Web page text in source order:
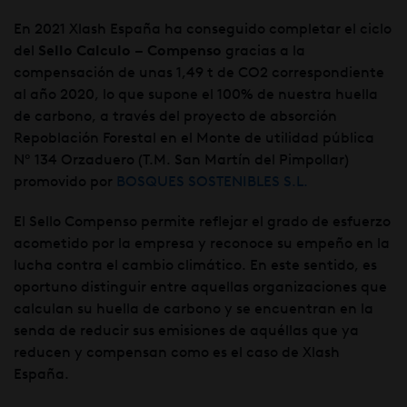
En 2021 Xlash España ha conseguido completar el ciclo
del Sello Calculo – Compenso gracias a la
compensación de unas 1,49 t de CO2 correspondiente
al año 2020, lo que supone el 100% de nuestra huella
de carbono, a través del proyecto de absorción
Repoblación Forestal en el Monte de utilidad pública
Nº 134 Orzaduero (T.M. San Martín del Pimpollar)
promovido por BOSQUES SOSTENIBLES S.L.
El Sello Compenso permite reflejar el grado de esfuerzo
acometido por la empresa y reconoce su empeño en la
lucha contra el cambio climático. En este sentido, es
oportuno distinguir entre aquellas organizaciones que
calculan su huella de carbono y se encuentran en la
senda de reducir sus emisiones de aquéllas que ya
reducen y compensan como es el caso de Xlash
España.